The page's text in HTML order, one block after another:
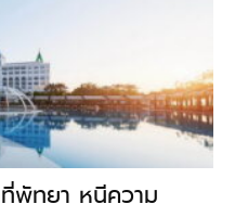
พัทยา หนีความ